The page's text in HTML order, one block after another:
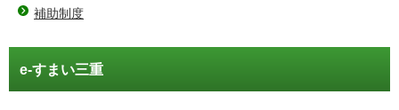
補助制度
e-すまい三重